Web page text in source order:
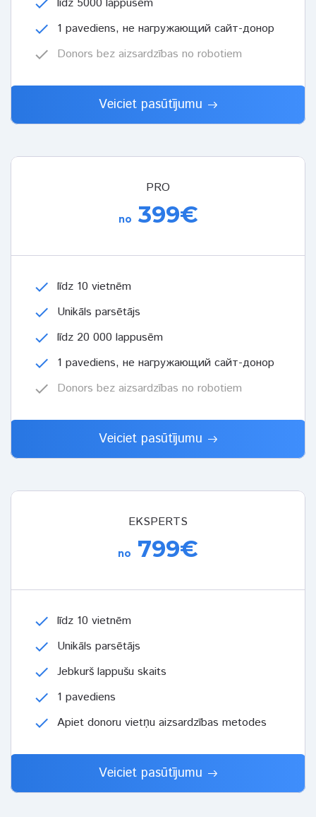
check 1 pavediens, не нагружающий сайт-донор
check Donors bez aizsardzības no robotiem
Veiciet pasūtījumu
PRO
no 399€
check līdz 10 vietnēm
check Unikāls parsētājs
check līdz 20 000 lappusēm
check 1 pavediens, не нагружающий сайт-донор
check Donors bez aizsardzības no robotiem
Veiciet pasūtījumu
EKSPERTS
no 799€
check līdz 10 vietnēm
check Unikāls parsētājs
check Jebkurš lappušu skaits
check 1 pavediens
check Apiet donoru vietņu aizsardzības metodes
Veiciet pasūtījumu